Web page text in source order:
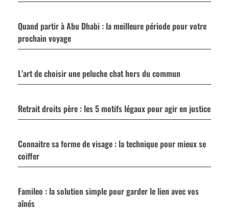
Quand partir à Abu Dhabi : la meilleure période pour votre
prochain voyage
L’art de choisir une peluche chat hors du commun
Retrait droits père : les 5 motifs légaux pour agir en justice
Connaitre sa forme de visage : la technique pour mieux se
coiffer
Famileo : la solution simple pour garder le lien avec vos
aînés